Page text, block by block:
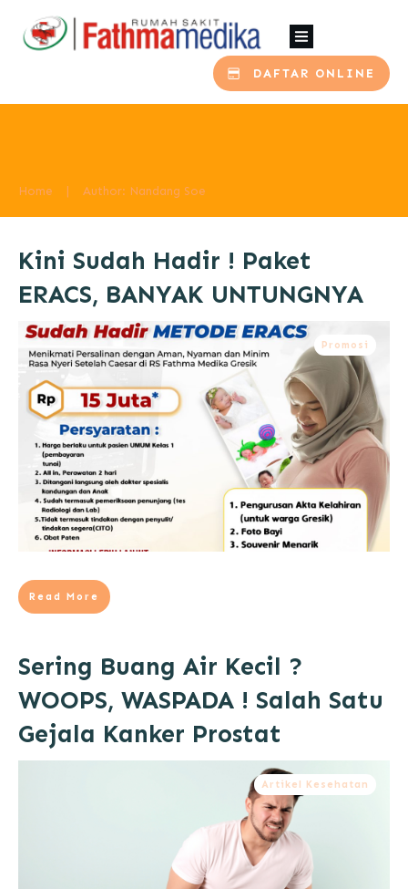
DAFTAR ONLINE
Home | Author: Nandang Soe
Kini Sudah Hadir ! Paket
ERACS, BANYAK UNTUNGNYA
Promosi
Read More
Sering Buang Air Kecil ?
WOOPS, WASPADA ! Salah Satu
Gejala Kanker Prostat
Artikel Kesehatan